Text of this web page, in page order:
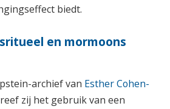
biedt.
en mormoons
archief van Esther Cohen-
zij het gebruik van een